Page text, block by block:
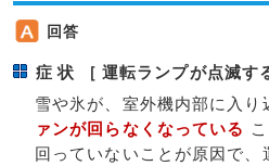
回答
症 状 ［ 運転ランプが点滅す
雪や氷が、室外機内部に入
ァンが回らなくなっている
回っていないことが原因で、